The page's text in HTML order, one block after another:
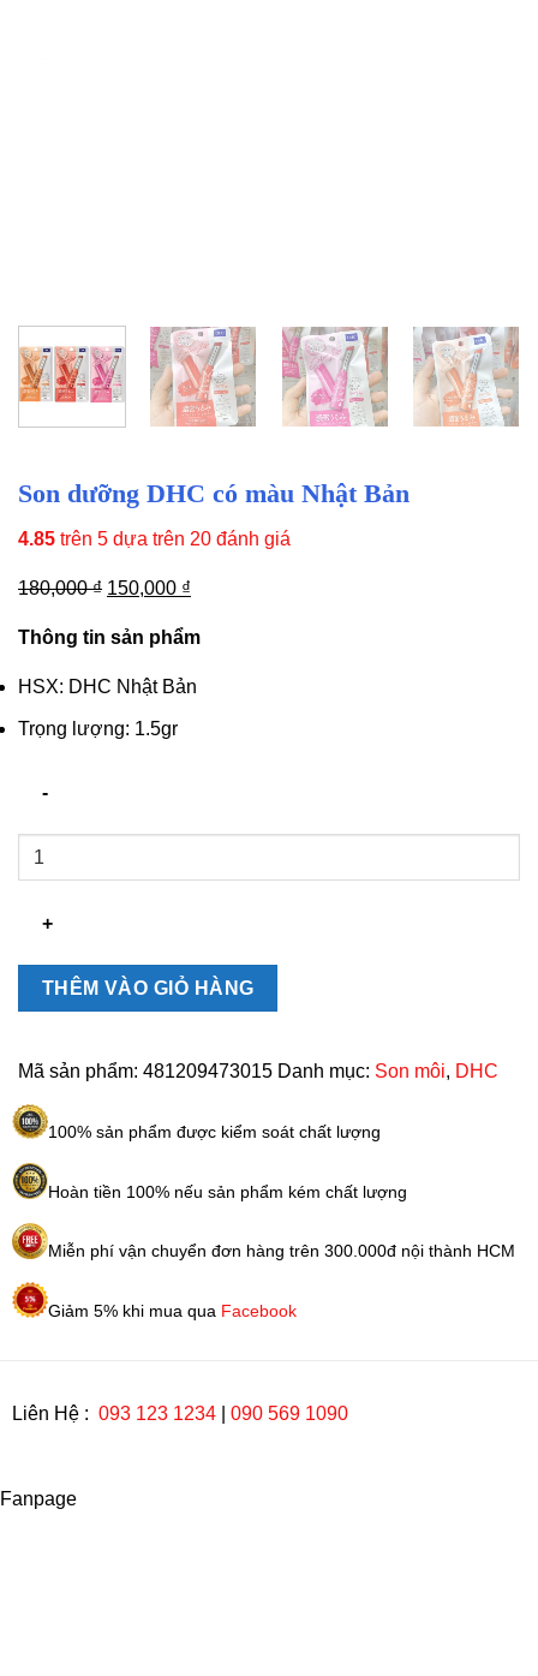
Son dưỡng DHC có màu Nhật Bản
4.85 trên 5 dựa trên 20 đánh giá
180,000₫ Giá
là:
180,000 ₫.
150,000 ₫
tại
là:
Thông tin sản phẩm
HSX: DHC Nhật Bản
Trọng lượng: 1.5gr
Son
Nhật
Bản
lượng
THÊM VÀO GIỎ HÀNG
Mã sản phẩm: 481209473015 Danh mục: Son môi, DHC
100% sản phẩm được kiểm soát chất lượng
Hoàn tiền 100% nếu sản phẩm kém chất lượng
Miễn phí vận chuyển đơn hàng trên 300.000đ nội thành HCM
Giảm 5% khi mua qua Facebook
Liên Hệ : 093 123 1234 090 569 1090
Fanpage